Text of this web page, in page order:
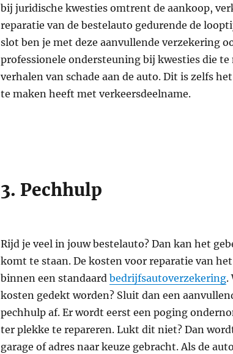
bij juridische kwesties omtrent de aankoop,
reparatie van de bestelauto gedurende de
slot ben je met deze aanvullende verzekering
professionele ondersteuning bij kwesties die
verhalen van schade aan de auto. Dit is zelfs
te maken heeft met verkeersdeelname.
3. Pechhulp
Rijd je veel in jouw bestelauto? Dan kan het
komt te staan. De kosten voor reparatie van
binnen een standaard bedrijfsautoverzekering.
kosten gedekt worden? Sluit dan een
pechhulp af. Er wordt eerst een poging
ter plekke te repareren. Lukt dit niet? Dan
garage of adres naar keuze gebracht. Als de